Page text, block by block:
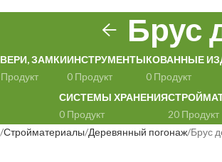
Брус
ЗАМКИИНСТРУМЕНТЫ
0 Продукт
КОВАННЫЕ
0 Продукт
СИСТЕМЫ ХРАНЕНИЯ
0 Продукт
20 Продукт
Стройматериалы Деревянный погонаж Брус